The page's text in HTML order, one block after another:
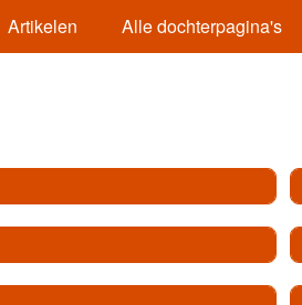
Artikelen Alle dochterpagina's